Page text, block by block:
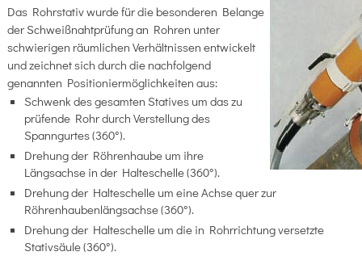
Das Rohrstativ wurde für die besonderen Belange
der Schweißnahtprüfung an Rohren unter
schwierigen räumlichen Verhältnissen entwickelt
und zeichnet sich durch die nachfolgend
genannten Positioniermöglichkeiten aus:
Schwenk des gesamten Statives um das zu
prüfende Rohr durch Verstellung des
Spanngurtes (360°).
Drehung der Röhrenhaube um ihre
Längsachse in der Halteschelle (360°).
Drehung der Halteschelle um eine Achse quer zur
Röhrenhaubenlängsachse (360°).
Drehung der Halteschelle um die in Rohrrichtung versetzte
Stativsäule (360°).